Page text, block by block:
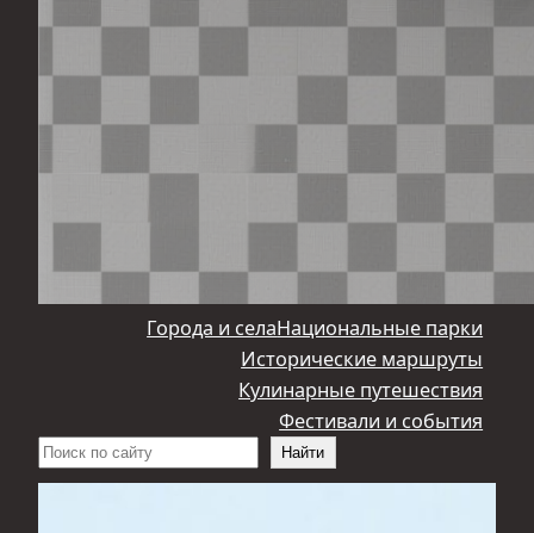
Города и селаНациональные парки
Исторические маршруты
Кулинарные путешествия
Фестивали и события
Поиск
Найти